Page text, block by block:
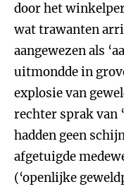
door het
wat trawanten
aangewezen als
uitmondde in
explosie van
rechter sprak van
hadden geen
afgetuigde
(‘openlijke